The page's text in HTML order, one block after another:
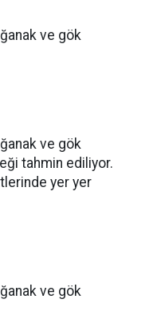
ve gök
ve gök
tahmin ediliyor.
yer yer
ve gök